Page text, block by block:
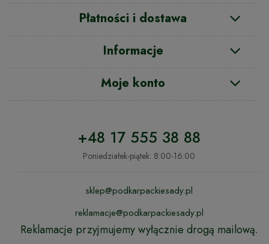
Płatności i dostawa
Informacje
Moje konto
+48 17 555 38 88
Poniedziałek-piątek: 8:00-16:00
sklep@podkarpackiesady.pl
reklamacje@podkarpackiesady.pl
Reklamacje przyjmujemy wyłącznie drogą mailową.